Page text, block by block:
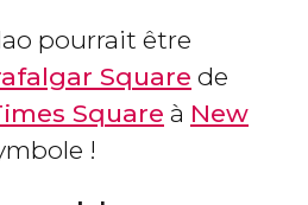
pourrait être
Square de
Square à New
!